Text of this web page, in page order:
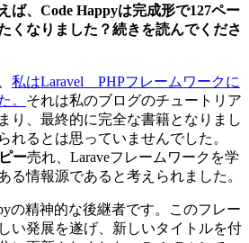
ば、Code Happyは完成形で127ペー
くなりました？続きを読んでくださ
私はLaravel PHPフレームワークに
。 それは私のブログのチュートリア
り、最終的に完全な書籍となりまし
れるとは思っていませんでした。
ー売れ、Laraveフレームワークを学
る情報源であると考えられました。
の精神的な後継者です。このフレー
い発展を遂げ、新しいタイトルを付